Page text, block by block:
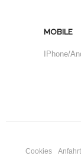
MOBILE
IPhone/
Cookies Anfahrt